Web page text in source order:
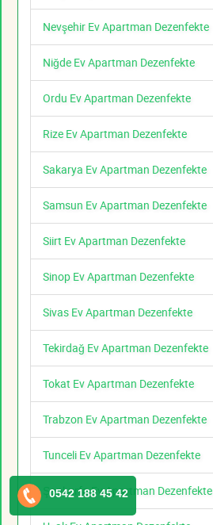
Nevşehir Ev Apartman Dezenfekte
Niğde Ev Apartman Dezenfekte
Ordu Ev Apartman Dezenfekte
Rize Ev Apartman Dezenfekte
Sakarya Ev Apartman Dezenfekte
Samsun Ev Apartman Dezenfekte
Siirt Ev Apartman Dezenfekte
Sinop Ev Apartman Dezenfekte
Sivas Ev Apartman Dezenfekte
Tekirdağ Ev Apartman Dezenfekte
Tokat Ev Apartman Dezenfekte
Trabzon Ev Apartman Dezenfekte
Tunceli Ev Apartman Dezenfekte
Şanlıurfa Ev Apartman Dezenfekte
0542 188 45 42